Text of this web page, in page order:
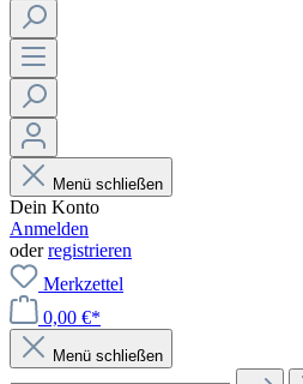
Menü schließen
Dein Konto
Anmelden
oderregistrieren
Merkzettel
0,00 €*
Menü schließen